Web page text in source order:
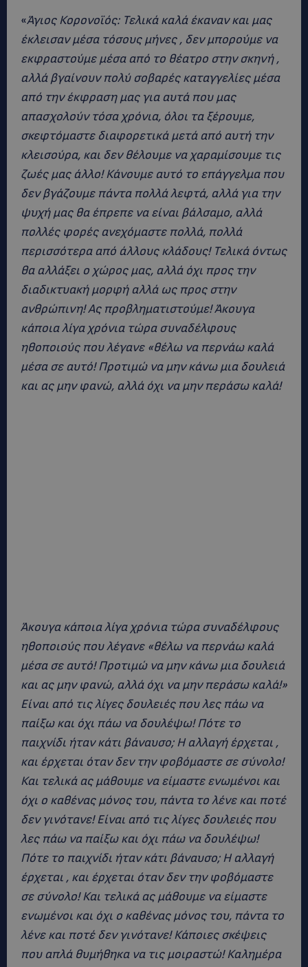
«Άγιος Κορονοϊός: Τελικά καλά έκαναν και μας
έκλεισαν μέσα τόσους μήνες , δεν μπορούμε να
εκφραστούμε μέσα από το θέατρο στην σκηνή ,
αλλά βγαίνουν πολύ σοβαρές καταγγελίες μέσα
από την έκφραση μας για αυτά που μας
απασχολούν τόσα χρόνια, όλοι τα ξέρουμε,
σκεφτόμαστε διαφορετικά μετά από αυτή την
κλεισούρα, και δεν θέλουμε να χαραμίσουμε τις
ζωές μας άλλο! Κάνουμε αυτό το επάγγελμα που
δεν βγάζουμε πάντα πολλά λεφτά, αλλά για την
ψυχή μας θα έπρεπε να είναι βάλσαμο, αλλά
πολλές φορές ανεχόμαστε πολλά, πολλά
περισσότερα από άλλους κλάδους! Τελικά όντως
θα αλλάξει ο χώρος μας, αλλά όχι προς την
διαδικτυακή μορφή αλλά ως προς στην
ανθρώπινη! Ας προβληματιστούμε!Άκουγα
κάποια λίγα χρόνια τώρα συναδέλφους
ηθοποιούς που λέγανε «θέλω να περνάω καλά
μέσα σε αυτό! Προτιμώ να μην κάνω μια δουλειά
και ας μην φανώ, αλλά όχι να μην περάσω καλά!
Άκουγα κάποια λίγα χρόνια τώρα συναδέλφους
ηθοποιούς που λέγανε «θέλω να περνάω καλά
μέσα σε αυτό! Προτιμώ να μην κάνω μια δουλειά
και ας μην φανώ, αλλά όχι να μην περάσω καλά!»
Είναι από τις λίγες δουλειές που λες πάω να
παίξω και όχι πάω να δουλέψω! Πότε το
παιχνίδι ήταν κάτι βάναυσο; Η αλλαγή έρχεται ,
και έρχεται όταν δεν την φοβόμαστε σε σύνολο!
Και τελικά ας μάθουμε να είμαστε ενωμένοι και
όχι ο καθένας μόνος του, πάντα το λένε και ποτέ
δεν γινότανε! Είναι από τις λίγες δουλειές που
λες πάω να παίξω και όχι πάω να δουλέψω!
Πότε το παιχνίδι ήταν κάτι βάναυσο; Η αλλαγή
έρχεται , και έρχεται όταν δεν την φοβόμαστε
σε σύνολο! Και τελικά ας μάθουμε να είμαστε
ενωμένοι και όχι ο καθένας μόνος του, πάντα το
λένε και ποτέ δεν γινότανε! Κάποιες σκέψεις
που απλά θυμήθηκα να τις μοιραστώ! Καλημέρα